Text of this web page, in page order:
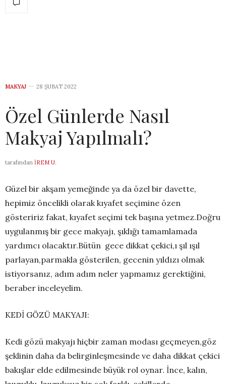
MAKYAJ 28 ŞUBAT 2022
Özel Günlerde Nasıl
Makyaj Yapılmalı?
tarafından İREM U.
Güzel bir akşam yemeğinde ya da özel bir davette,
hepimiz öncelikli olarak kıyafet seçimine özen
gösteririz fakat, kıyafet seçimi tek başına yetmez.Doğru
uygulanmış bir gece makyajı, şıklığı tamamlamada
yardımcı olacaktır.Bütün gece dikkat çekici,ı şıl ışıl
parlayan,parmakla gösterilen, gecenin yıldızı olmak
istiyorsanız, adım adım neler yapmamız gerektiğini,
beraber inceleyelim.
KEDİ GÖZÜ MAKYAJI:
Kedi gözü makyajı hiçbir zaman modası geçmeyen,göz
şeklinin daha da belirginleşmesinde ve daha dikkat çekici
bakışlar elde edilmesinde büyük rol oynar. İnce, kalın,